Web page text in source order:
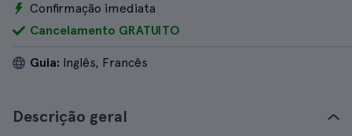
Confirmação imediata
Cancelamento GRATUITO
Guia: Inglês, Francês
Descrição geral